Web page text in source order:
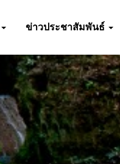
ข่าวประชาสัมพันธ์